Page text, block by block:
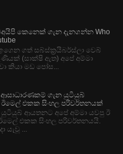
කෙනෙක් ගැන දැනගන්න Who
ගත් සබ්ස්ක්‍රයිබර්ස්ලා වෙබ්
(සාක්ෂි ඇත) අපේ අම්මා
කියා මඩ පෝස...
ආසාධාරණකම් ගැන යුටියුබ්
එකක සිංහල පරිවර්තනයක්
ආයතනට අපේ අම්මා යවපු ඊ
එකක සිංහල පරිවර්තනයයි.
යැවූ ...